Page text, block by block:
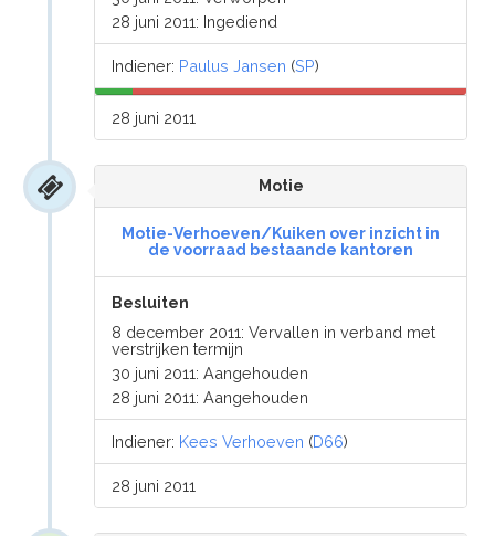
28 juni 2011: Ingediend
Indiener: Paulus Jansen (SP)
28 juni 2011
Motie
Motie-Verhoeven/Kuiken over inzicht in
de voorraad bestaande kantoren
Besluiten
8 december 2011: Vervallen in verband met
verstrijken termijn
30 juni 2011: Aangehouden
28 juni 2011: Aangehouden
Indiener: Kees Verhoeven (D66)
28 juni 2011